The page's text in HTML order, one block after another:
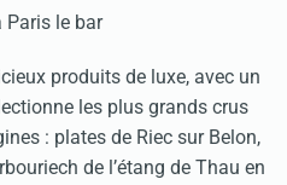
produits de luxe, avec un
les plus grands crus
: plates de Riec sur Belon,
de l’étang de Thau en